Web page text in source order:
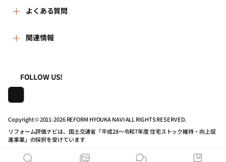
ません。あらかじめご了承ください。
登録されたリフォーム事業者(以下、「登録事業者」)への
照会、見積依頼のサービスを利用することができます。
とするときは、当サイトの事業者ページの「問合せる」ボ
タンないし「見積を依頼する(最大5件)」ボタンをクリック
していただき、「お問合せ画面」ないし「見積依頼フォー
ム画面」に所定の必要な情報を入力する方法で行ってくだ
合や、人命・財産の保護などやむを得ない場合を除き、本
人の承諾なしに第三者に開示・提供いたしません。
6.個人情報の処理を外部へ委託する場合は、漏洩や第三者へ
7.保有する個人情報について、本人より自己の情報の開示を
求められた場合には、当財団の問合せ窓口まで連絡いただ
また、開示の結果、誤った情報があり、訂正や削除が求め
はじめての方へ
事務局へのお問い合せ
地域の相談窓口のみなさまへ
リフォーム会社一覧
住宅関連機関リンク集
リフォーム評価ナビPRO
リフォーム事例を見る
リフォームを相談する
動画で学べるリフォームの基礎知識
マイページの活用
新着情報
講習会・セミナー
よくある質問
よくある質問
動作推奨環境について
公式バナーのダウンロード
関連情報
株式会社日本建築住宅センター
FOLLOW US!
Copyright © 2011-2026 REFORM HYOUKA NAVI ALL RIGHTS RESERVED.
リフォーム評価ナビは、国土交通省「平成28～令和7年度 住宅ストック維持・向上促
進事業」の採択を受けています